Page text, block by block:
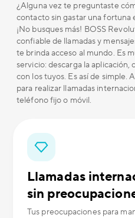
¿Alguna vez te preguntaste
contacto sin gastar una fortuna
¡No busques más! BOSS
confiable de llamadas y
te brinda acceso al mundo. Es
servicio: descarga la
con los tuyos. Es así de simple.
para realizar llamadas
teléfono fijo o móvil.
Llamadas
sin
Tus preocupaciones para